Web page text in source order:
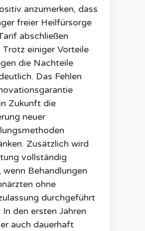
anzumerken, dass
freier Heilfürsorge
abschließen
Trotz einiger Vorteile
die Nachteile
Das Fehlen
Zukunft die
neuer
Zusätzlich wird
vollständig
wenn Behandlungen
ohne
durchgeführt
In den ersten Jahren
auch dauerhaft